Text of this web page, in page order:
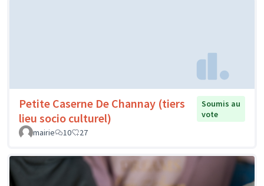
Petite Caserne De Channay (tiers
lieu socio culturel)
Soumis au
vote
mairie
10 27